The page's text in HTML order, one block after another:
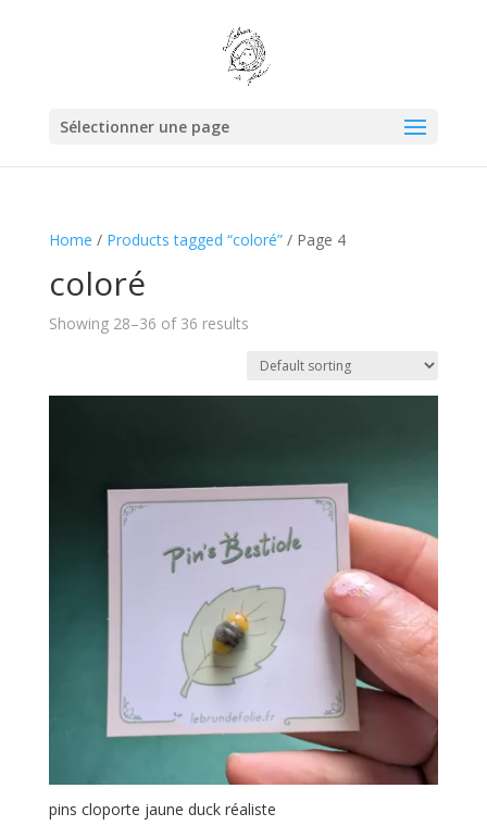
Sélectionner une page
Home / Products tagged “coloré”/ Page 4
coloré
Showing 28–36 of 36 results
pins cloporte jaune duck réaliste